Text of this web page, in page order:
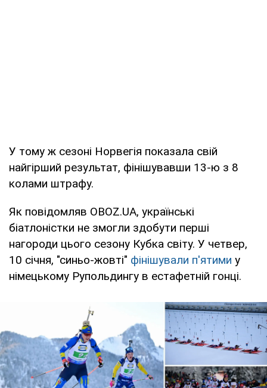
У тому ж сезоні Норвегія показала свій
найгірший результат, фінішувавши 13-ю з 8
колами штрафу.
Як повідомляв OBOZ.UA, українські
біатлоністки не змогли здобути перші
нагороди цього сезону Кубка світу. У четвер,
10 січня, "синьо-жовті" фінішували п'ятими у
німецькому Рупольдингу в естафетній гонці.